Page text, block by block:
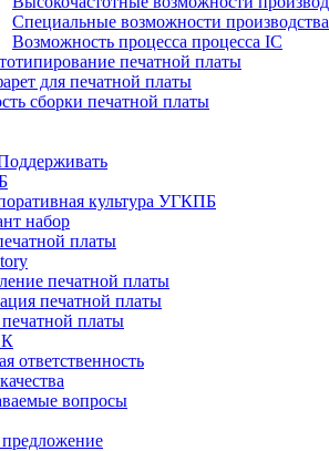
Специальные возможности
Возможность процесса процесса IC
печатной платы
для печатной платы
сборки печатной платы
культура УГКПБ
набор
платы
печатной платы
печатной платы
платы
ответственность
вопросы